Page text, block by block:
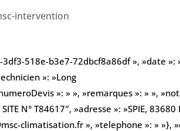
intervention
518e-b3e7-72dbcf8a86df », »date »:
»: »Long
»: » », »remarques »: » »,
N° T84617″, »adresse »: »SPIE, 83680
climatisation.fr », »telephone »: » »},